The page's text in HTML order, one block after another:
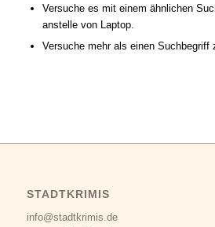
Versuche es mit einem ähnlichen
anstelle von Laptop.
Versuche mehr als einen Suchbegriff
STADTKRIMIS
info@stadtkrimis.de